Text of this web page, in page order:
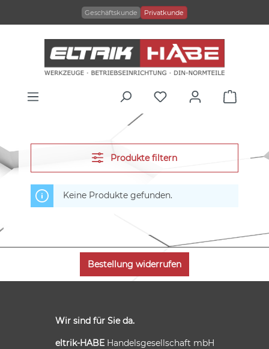
Geschäftskunde Privatkunde
Produkte filtern
Keine Produkte gefunden.
Bestellung widerrufen
Wir sind für Sie da.
eltrik-HABEHandelsgesellschaft mbH